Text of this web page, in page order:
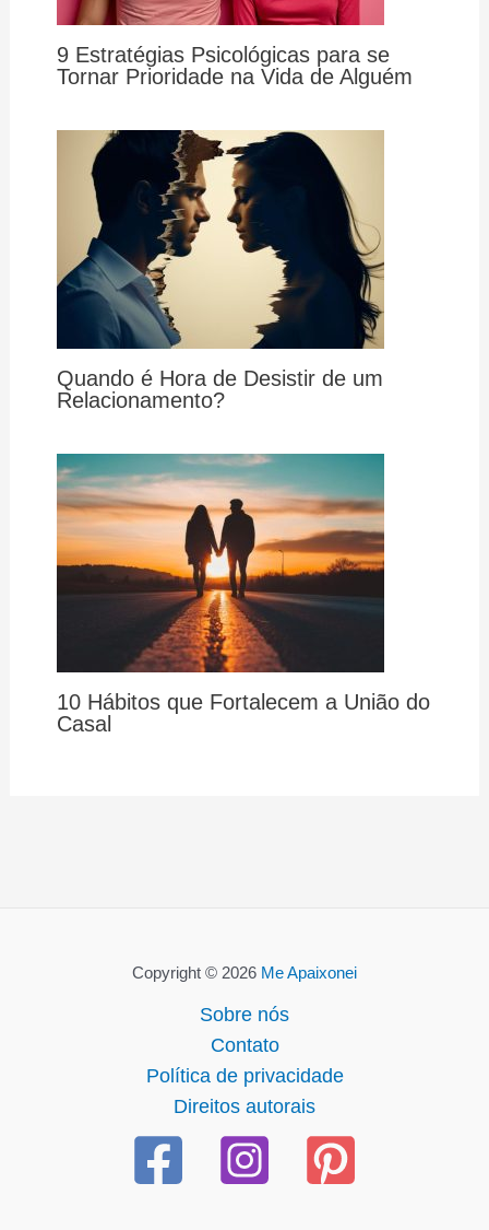
9 Estratégias Psicológicas para se
Tornar Prioridade na Vida de Alguém
Quando é Hora de Desistir de um
Relacionamento?
10 Hábitos que Fortalecem a União do
Casal
Copyright © 2026 Me Apaixonei
Sobre nós
Contato
Política de privacidade
Direitos autorais